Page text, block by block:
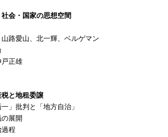
会・国家の思想空間
路愛山、北一輝、ベルゲマン
正雄
と地租委譲
批判と「地方自治」
展開
程